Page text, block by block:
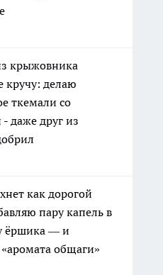
крыжовника
кручу: делаю
ткемали со
даже друг из
как дорогой
пару капель в
ёршика — и
общаги»